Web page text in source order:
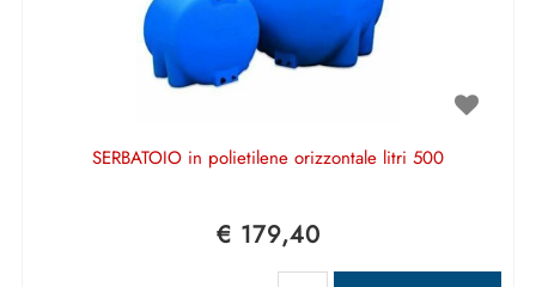
SERBATOIO in polietilene orizzontale litri 500
€ 179,40